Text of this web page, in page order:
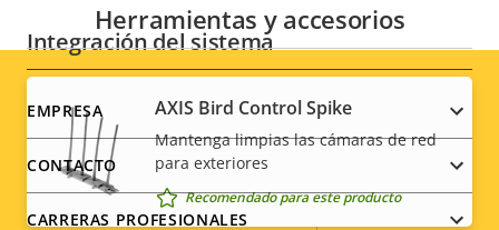
Integración del sistema
Descripción
de
propiedad
Valor de
la
propiedad
Detección de audio
Manipulación activa
Entradas/salidas de alarma
Herramientas y accesorios
AXIS Bird Control Spike
Mantenga limpias las cámaras de red
para exteriores
Recomendado para este producto
Footer
menu
EMPRESA
CONTACTO
CARRERAS PROFESIONALES